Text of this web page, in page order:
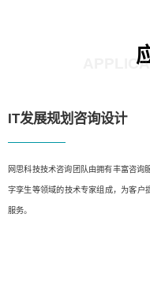
IT发展规划咨询设计
网思科技技术咨询团队由拥有丰富咨
字孪生等领域的技术专家组成，为客户
服务。